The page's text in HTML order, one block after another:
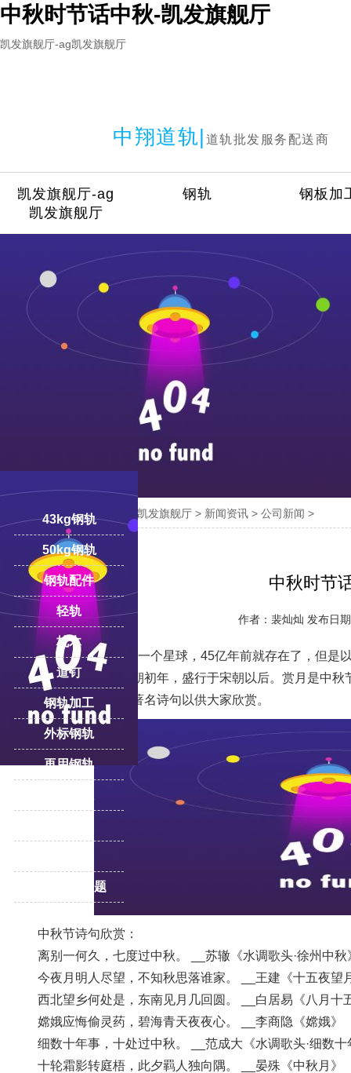
中秋时节话中秋-凯发旗舰厅
凯发旗舰厅-ag凯发旗舰厅
中翔道轨| 道轨批发服务配送商
线: 18100332293
凯发旗舰厅-ag
凯发旗舰厅
钢轨 钢板加
您的位置： 凯发旗舰厅-ag凯发旗舰厅 > 新闻资讯 > 公司新闻 >
中秋时节
作者：裴灿灿 发布日
月亮作为宇宙中的一个星球，45亿年前就存在了，但是
及于汉代，定型于唐朝初年，盛行于宋朝以后。赏月是中
小编特意整理了一些著名诗句以供大家欣赏。
中秋节诗句欣赏：
离别一何久，七度过中秋。 __苏辙《水调歌头·徐州中秋
今夜月明人尽望，不知秋思落谁家。 __王建《十五夜望
西北望乡何处是，东南见月几回圆。 __白居易《八月十
嫦娥应悔偷灵药，碧海青天夜夜心。 __李商隐《嫦娥》
细数十年事，十处过中秋。 __范成大《水调歌头·细数十
十轮霜影转庭梧，此夕羁人独向隅。 __晏殊《中秋月》
43kg钢轨
50kg钢轨
钢轨配件
轻轨
枕木
道钉
钢轨加工
外标钢轨
再用钢轨
更多产品专题